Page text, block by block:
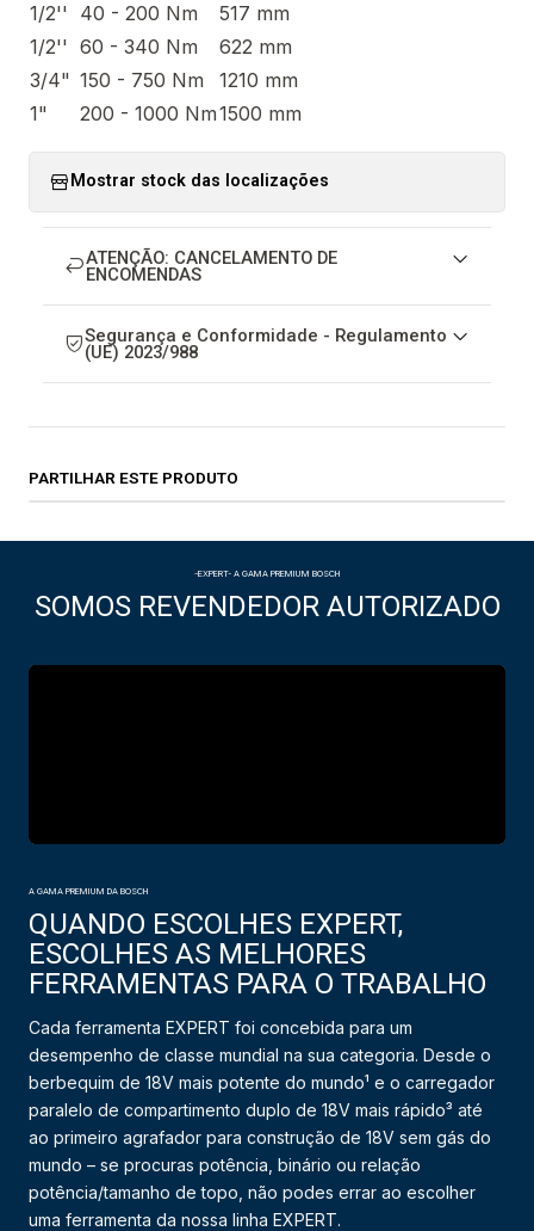
1/2'' 40 - 200 Nm
517 mm
1/2'' 60 - 340 Nm
622 mm
3/4" 150 - 750 Nm
1210 mm
1"
200 - 1000 Nm1500 mm
Mostrar stock das localizações
ATENÇÃO: CANCELAMENTO DE
ENCOMENDAS
Segurança e Conformidade - Regulamento
(UE) 2023/988
PARTILHAR ESTE PRODUTO
-EXPERT- A GAMA PREMIUM BOSCH
SOMOS REVENDEDOR AUTORIZADO
A GAMA PREMIUM DA BOSCH
QUANDO ESCOLHES EXPERT,
ESCOLHES AS MELHORES
FERRAMENTAS PARA O TRABALHO
Cada ferramenta EXPERT foi concebida para um
desempenho de classe mundial na sua categoria. Desde o
berbequim de 18V mais potente do mundo¹ e o carregador
paralelo de compartimento duplo de 18V mais rápido³ até
ao primeiro agrafador para construção de 18V sem gás do
mundo – se procuras potência, binário ou relação
potência/tamanho de topo, não podes errar ao escolher
uma ferramenta da nossa linha EXPERT.